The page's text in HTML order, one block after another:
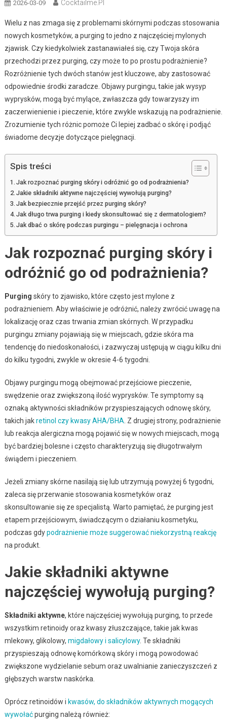
2026-03-09 Cocktailme.pl
Wielu z nas zmaga się z problemami skórnymi podczas stosowania
nowych kosmetyków, a purging to jedno z najczęściej mylonych
zjawisk. Czy kiedykolwiek zastanawiałeś się, czy Twoja skóra
przechodzi przez purging, czy może to po prostu podrażnienie?
Rozróżnienie tych dwóch stanów jest kluczowe, aby zastosować
odpowiednie środki zaradcze. Objawy purgingu, takie jak wysyp
wyprysków, mogą być mylące, zwłaszcza gdy towarzyszy im
zaczerwienienie i pieczenie, które zwykle wskazują na podrażnienie.
Zrozumienie tych różnic pomoże Ci lepiej zadbać o skórę i podjąć
świadome decyzje dotyczące pielęgnacji.
Spis treści
Jak rozpoznać purging skóry i odróżnić go od podrażnienia?
Jakie składniki aktywne najczęściej wywołują purging?
Jak bezpiecznie przejść przez purging skóry?
Jak długo trwa purging i kiedy skonsultować się z dermatologiem?
Jak dbać o skórę podczas purgingu – pielęgnacja i ochrona
Jak rozpoznać purging skóry i
odróżnić go od podrażnienia?
Purging skóry to zjawisko, które często jest mylone z
podrażnieniem. Aby właściwie je odróżnić, należy zwrócić uwagę na
lokalizację oraz czas trwania zmian skórnych. W przypadku
purgingu zmiany pojawiają się w miejscach, gdzie skóra ma
tendencję do niedoskonałości, i zazwyczaj ustępują w ciągu kilku dni
do kilku tygodni, zwykle w okresie 4-6 tygodni.
Objawy purgingu mogą obejmować przejściowe pieczenie,
swędzenie oraz zwiększoną ilość wyprysków. Te symptomy są
oznaką aktywności składników przyspieszających odnowę skóry,
takich jakretinol czy kwasy AHA/BHA . Z drugiej strony, podrażnienie
lub reakcja alergiczna mogą pojawić się w nowych miejscach, mogą
być bardziej bolesne i często charakteryzują się długotrwałym
świądem i pieczeniem.
Jeżeli zmiany skórne nasilają się lub utrzymują powyżej 6 tygodni,
zaleca się przerwanie stosowania kosmetyków oraz
skonsultowanie się ze specjalistą. Warto pamiętać, że purging jest
etapem przejściowym, świadczącym o działaniu kosmetyku,
podczas gdypodrażnienie może suggerować niekorzystną reakcję
na produkt.
Jakie składniki aktywne
najczęściej wywołują purging?
Składniki aktywne, które najczęściej wywołują purging, to przede
wszystkim retinoidy oraz kwasy złuszczające, takie jak kwas
mlekowy, glikolowy, migdałowy i salicylowy. Te składniki
przyspieszają odnowę komórkową skóry i mogą powodować
zwiększone wydzielanie sebum oraz uwalnianie zanieczyszczeń z
głębszych warstw naskórka.
Oprócz retinoidów i kwasów, do składników aktywnych mogących
wywołaćpurging należą również: